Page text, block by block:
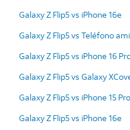
Galaxy Z Flip5 vs iPhone 16e
Galaxy Z Flip5 vs Teléfono
Galaxy Z Flip5 vs iPhone 16
Galaxy Z Flip5 vs Galaxy
Galaxy Z Flip5 vs iPhone 15
Galaxy Z Flip5 vs iPhone 16e